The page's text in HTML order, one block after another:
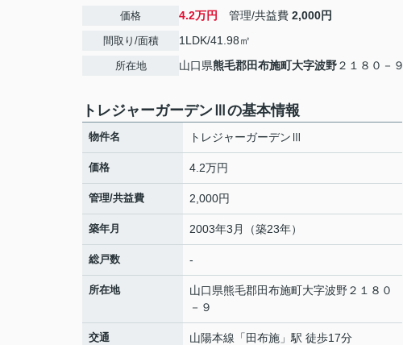
価格 4.2万円 管理/共益費 2,000円
間取り/面積 1LDK/41.98㎡
所在地 山口県熊毛郡田布施町大字波野２１８０－９
トレジャーガーデンⅢの基本情報
物件名 トレジャーガーデンⅢ
価格 4.2万円
管理/共益費 2,000円
築年月 2003年3月（築23年）
総戸数 -
所在地 山口県熊毛郡田布施町大字波野２１８０
－９
交通 山陽本線 「 田布施 」駅 徒歩17分